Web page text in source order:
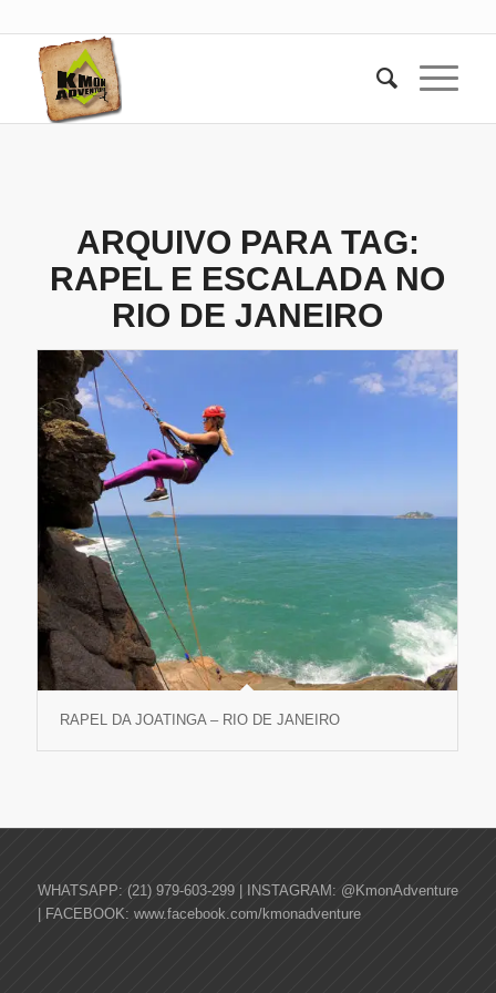
ARQUIVO PARA TAG:
RAPEL E ESCALADA NO
RIO DE JANEIRO
RAPEL DA JOATINGA – RIO DE JANEIRO
WHATSAPP: (21) 979-603-299 | INSTAGRAM: @KmonAdventure
| FACEBOOK: www.facebook.com/kmonadventure